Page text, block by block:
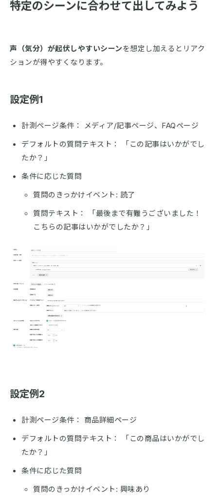
特定のシーンに合わせて出してみよう
声（気分）が起伏しやすいシーンを想定し加えるとリアク
ションが得やすくなります。
設定例1
計測ページ条件： メディア/記事ページ、FAQページ
デフォルトの質問テキスト： 「この記事はいかがでし
たか？」
条件に応じた質問
質問のきっかけイベント: 読了
質問テキスト： 「最後まで有難うございました！
こちらの記事はいかがでしたか？」
設定例2
計測ページ条件： 商品詳細ページ
デフォルトの質問テキスト： 「この商品はいかがでし
たか？」
条件に応じた質問
質問のきっかけイベント: 興味あり